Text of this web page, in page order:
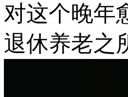
对这个晚年
退休养老之